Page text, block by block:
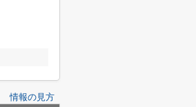
情報の見方